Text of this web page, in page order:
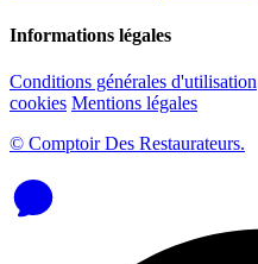
Informations légales
Conditions générales d'utilisation
cookies Mentions légales
© Comptoir Des Restaurateurs.